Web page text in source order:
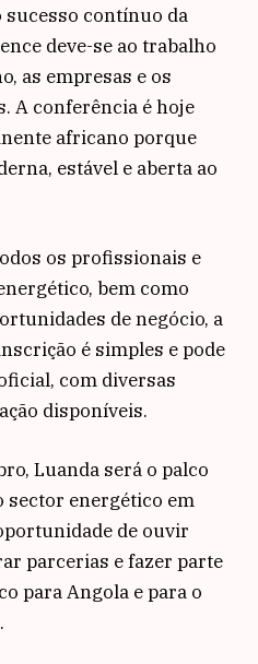
sucesso contínuo da
deve-se ao trabalho
as empresas e os
A conferência é hoje
africano porque
estável e aberta ao
os profissionais e
bem como
de negócio, a
é simples e pode
com diversas
disponíveis.
Luanda será o palco
sector energético em
de ouvir
parcerias e fazer parte
para Angola e para o